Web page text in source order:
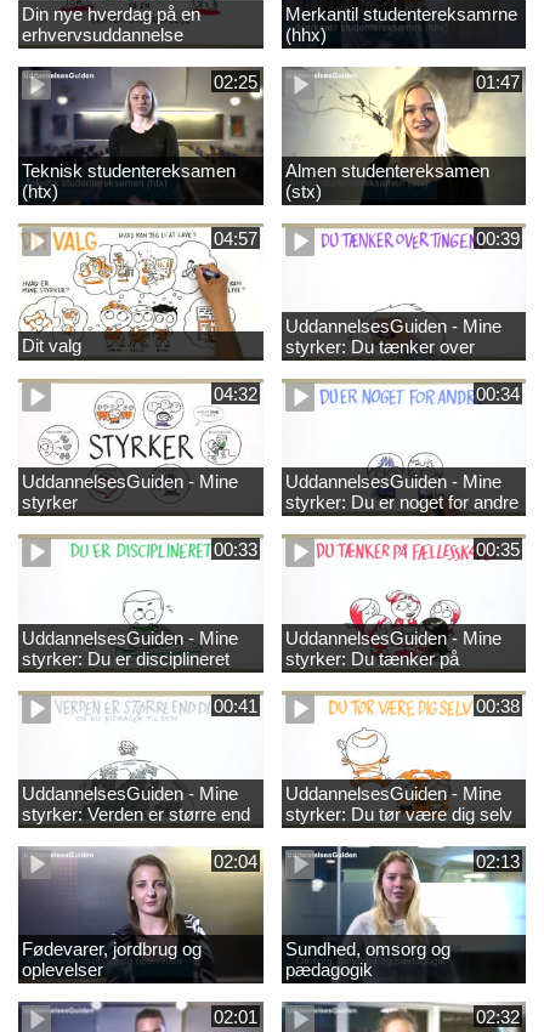
Din nye hverdag på en
erhvervsuddannelse
Merkantil studentereksamrne
(hhx)
02:25
Teknisk studentereksamen
(htx)
01:47
Almen studentereksamen
(stx)
04:57
Dit valg
00:39
UddannelsesGuiden - Mine
styrker: Du tænker over
tingene
04:32
UddannelsesGuiden - Mine
styrker
00:34
UddannelsesGuiden - Mine
styrker: Du er noget for andre
00:33
UddannelsesGuiden - Mine
styrker: Du er disciplineret
00:35
UddannelsesGuiden - Mine
styrker: Du tænker på
fællesskabet
00:41
UddannelsesGuiden - Mine
styrker: Verden er større end
dig og du bidrager til den
00:38
UddannelsesGuiden - Mine
styrker: Du tør være dig selv
02:04
Fødevarer, jordbrug og
oplevelser
02:13
Sundhed, omsorg og
pædagogik
02:01 02:32